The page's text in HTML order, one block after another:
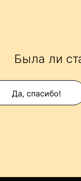
Была ли
Да, спасибо!